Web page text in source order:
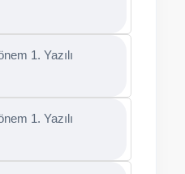
1. Yazılı
1. Yazılı